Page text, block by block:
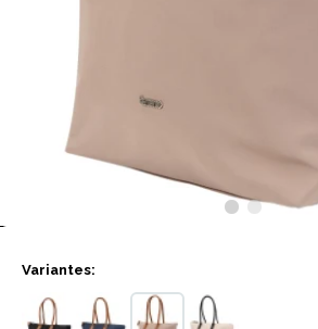
Variantes: